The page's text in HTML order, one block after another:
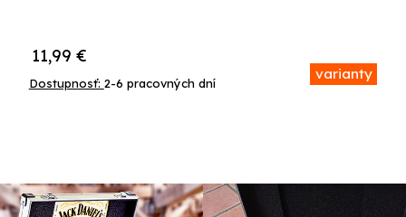
Dostupnosť: 2-6 pracovných dní
varianty
11,99 €